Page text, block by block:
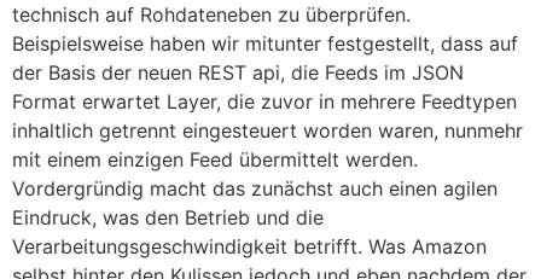
technisch auf Rohdateneben zu überprüfen.
Beispielsweise haben wir mitunter festgestellt, dass auf
der Basis der neuen REST api, die Feeds im JSON
Format erwartet Layer, die zuvor in mehrere Feedtypen
inhaltlich getrennt eingesteuert worden waren, nunmehr
mit einem einzigen Feed übermittelt werden.
Vordergründig macht das zunächst auch einen agilen
Eindruck, was den Betrieb und die
Verarbeitungsgeschwindigkeit betrifft. Was Amazon